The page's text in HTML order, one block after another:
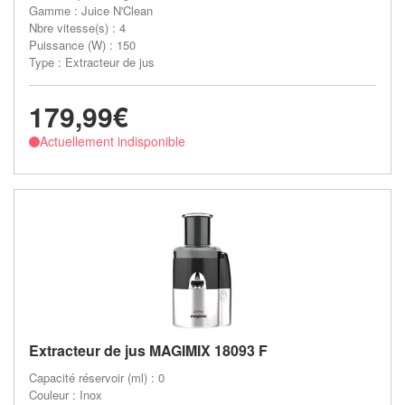
Gamme : Juice N'Clean
Nbre vitesse(s) : 4
Puissance (W) : 150
Type : Extracteur de jus
179,99€
Actuellement indisponible
Extracteur de jus MAGIMIX 18093 F
Capacité réservoir (ml) : 0
Couleur : Inox